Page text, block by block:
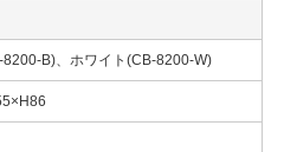
8200-B)、ホワイト(CB-8200-W)